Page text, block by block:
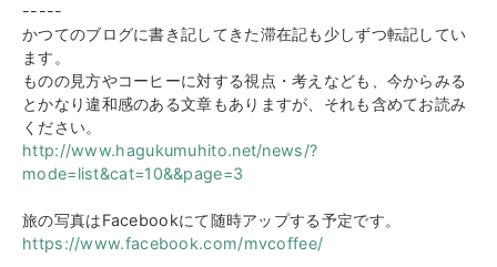
-----
かつてのブログに書き記してきた滞在記も少しずつ転記してい
ます。
ものの見方やコーヒーに対する視点・考えなども、今からみる
とかなり違和感のある文章もありますが、それも含めてお読み
ください。
http://www.hagukumuhito.net/news/?
mode=list&cat=10&&page=3
旅の写真はFacebookにて随時アップする予定です。
https://www.facebook.com/mvcoffee/